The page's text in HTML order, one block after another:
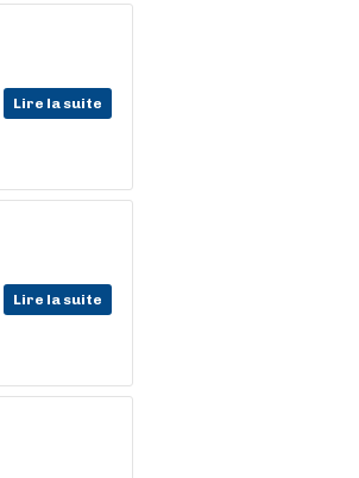
Lire la suite
Lire la suite